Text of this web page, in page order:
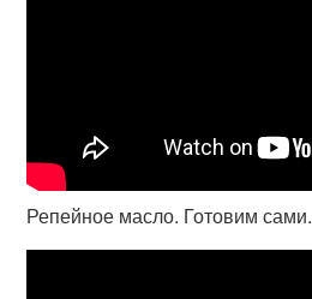
Репейное масло. Готовим сами.